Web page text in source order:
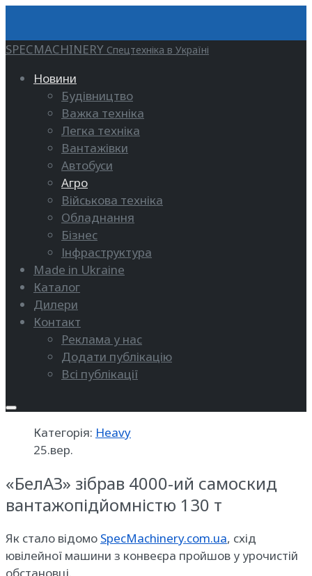
SPECMACHINERY Спецтехніка в Україні
Новини
Будівництво
Важка техніка
Легка техніка
Вантажівки
Автобуси
Агро
Військова техніка
Обладнання
Бізнес
Інфраструктура
Made in Ukraine
Каталог
Дилери
Контакт
Реклама у нас
Додати публікацію
Всі публікації
Категорія: Heavy
25.вер.
«БелАЗ» зібрав 4000-ий самоскид
вантажопідйомністю 130 т
Як стало відомо SpecMachinery.com.ua, схід
ювілейної машини з конвеєра пройшов у урочистій
обстановці.